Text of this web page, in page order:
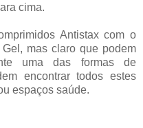
cima.
Antistax com o
mas claro que podem
uma das formas de
encontrar todos estes
espaços saúde.